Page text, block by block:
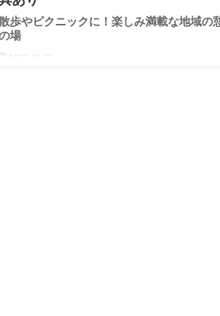
歩やピクニックに！楽しみ満載な地域の
場